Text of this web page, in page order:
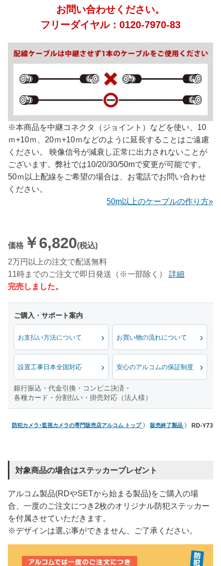
お問い合わせください。
フリーダイヤル：0120-7970-83
※本商品を中継コネクタ（ジョイント）などを使い、10
ｍ+10ｍ、20ｍ+10ｍなどのように延長することはご遠慮
ください。 映像信号が減衰し正常に出力されないことが
ございます。弊社では10/20/30/50mで変更が可能です。
50ｍ以上配線をご希望の場合は、お電話でお問い合わせ
ください。
50m以上のケーブルの作り方»
価格 ￥6,820(税込)
2万円以上の注文で配送無料
11時までのご注文で即日発送（※一部除く）
詳細
完売しました。
お支払い方法について お買い物の流れについて
設置工事日本全国対応 安心のアルコムの保証制度
銀行振込・代金引換・コンビニ決済・
各種カード・分割払い・掛売対応（法人様）
防犯カメラ･監視カメラの専門販売店アルコム トップ 販売終了製品 RD-Y733-
対象商品の場合はステッカープレゼント
アルコム製品(RDやSETから始まる製品)をご購入の場
合、一度のご注文につき2枚のオリジナル防犯ステッカー
を付属させていただきます。
※デザインは選ぶ事ができません、ご了承ください。